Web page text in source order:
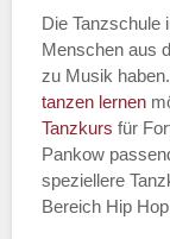
Die Tanzschule
Menschen aus
zu Musik
tanzen lernen
Tanzkurs für
Pankow
speziellere
Bereich Hip